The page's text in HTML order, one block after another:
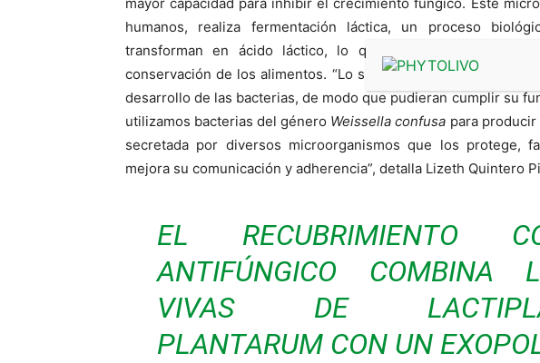
mayor capacidad para inhibir el crecimiento fúngico. Este
humanos, realiza fermentación láctica, un proceso
transforman en ácido láctico, lo que, junto con otros
conservación de los alimentos. “Lo siguiente que hicimos fue
desarrollo de las bacterias, de modo que pudieran cumplir su
utilizamos bacterias del género Weissella confusa para
secretada por diversos microorganismos que los protege,
mejora su comunicación y adherencia”, detalla Lizeth Quintero
EL RECUBRIMIENTO
ANTIFÚNGICO COMBINA
VIVAS DE
PLANTARUMCON UN